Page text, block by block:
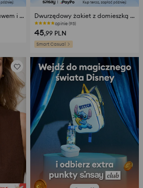
Żakiet z marszczonym rękawem i domieszką wiskozy Dwurzędowy żakiet z domieszką wiskozy
opinie (93)
45,99 PLN
Smart Casual